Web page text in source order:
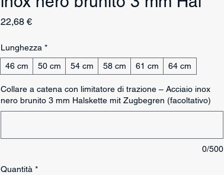
22,68 €Prezzo
Lunghezza *
46 cm
50 cm 54 cm 58 cm 61 cm 64 cm
Collare a catena con limitatore di trazione – Acciaio inox
nero brunito 3 mm Halskette mit Zugbegren (facoltativo)
0/500
Quantità *